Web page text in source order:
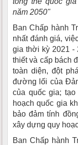
năm 2050"
Ban Chấp hành
nhất đánh giá,
gia thời kỳ 2021 -
thiết và cấp bách
toàn diện, đột
đường lối của
của quốc gia;
hoạch quốc gia
bảo đảm tính
xây dựng quy
Ban Chấp hành